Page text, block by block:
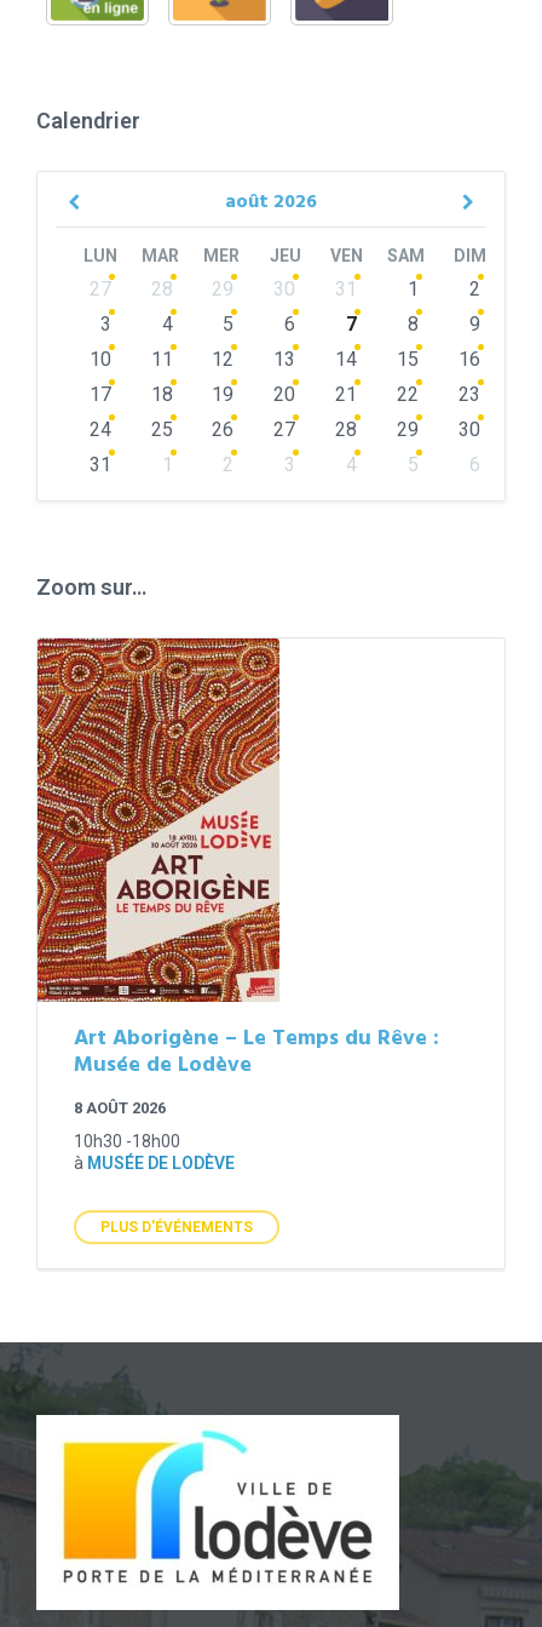
Calendrier
août 2026
Previous
LUN MAR MER JEU VEN SAM DIM
Skip
calendar
27 28 29 30 31 1
2
3
4 5 6 7 8
9
10
11 12 13 14 15
16
17
18 19 20 21 22
23
24
25 26 27 28 29
30
31
1 2 3 4 5
6
Zoom sur…
Art Aborigène – Le Temps du Rêve :
Musée de Lodève
8 AOÛT 2026
10h30 -18h00
à MUSÉE DE LODÈVE
PLUS D'ÉVÉNEMENTS